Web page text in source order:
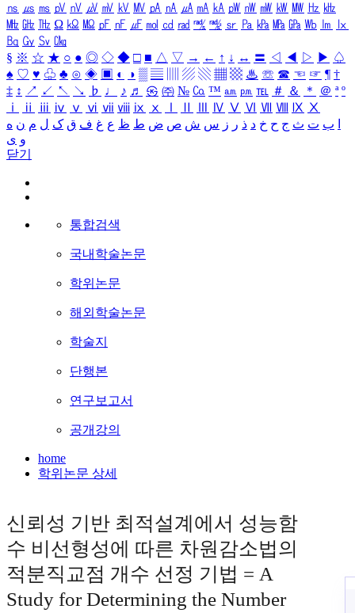
㎱ ㎲ ㎳ ㎴ ㎵ ㎶ ㎷ ㎸ ㎹ ㎀ ㎁ ㎂ ㎃ ㎄ ㎺ ㎻ ㎽ ㎾ ㎿ ㎐ ㎑
㎒ ㎓ ㎔ Ω ㏀ ㏁ ㎊ ㎋ ㎌ ㏖ ㏅ ㎭ ㎮ ㎯ ㏛ ㎩ ㎪ ㎫ ㎬ ㏝ ㏐
㏓
㏃ ㏉ ㏜ ㏆
§ ※ ☆ ★ ○ ● ◎ ◇ ◆ □ ■ △ ▽ → ← ↑ ↓ ↔ 〓 ◁ ◀ ▷ ▶ ♤
♠ ♡ ♥ ♧ ♣ ⊙ ◈ ▣ ◐ ◑ ▒ ▤ ▨ ▧ ▦ ▩ ♨ ☏ ☎ ☜ ☞ ¶ †
‡ ↕ ↗ ↙ ↖ ↘ ♭ ♩ ♪ ♬ ㉿ ㈜ № ㏇ ™ ㏂ ㏘ ℡ ＃ ＆ ＊ ＠ ª º
ⅰ
ⅱ ⅲ ⅳ ⅴ ⅵ ⅶ ⅷ ⅸ ⅹ Ⅳ Ⅴ Ⅵ Ⅶ Ⅷ Ⅸ Ⅹ
ب ت ث ج ح خ د ذ ر ز س ش ص ض ط ظ ع غ ف ق ک ل م ن ه
و ی
닫기
통합검색
국내학술논문
학위논문
해외학술논문
학술지
단행본
연구보고서
공개강의
home
학위논문 상세
신뢰성 기반 최적설계에서 성능함
수 비선형성에 따른 차원감소법의
적분직교점 개수 선정 기법 = A
Study for Determining the Number